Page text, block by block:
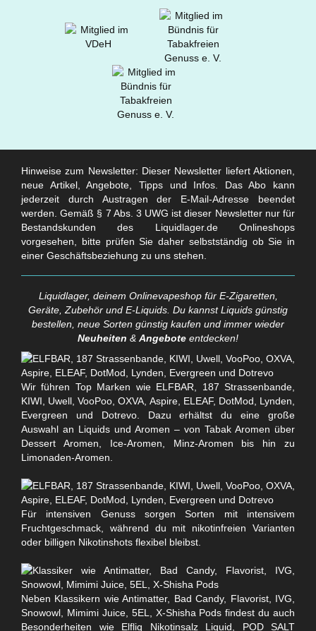
Hinweise zum Newsletter: Dieser Newsletter liefert Aktionen,
neue Artikel, Angebote, Tipps und Infos. Das Abo kann
jederzeit durch Austragen der E-Mail-Adresse beendet
werden. Gemäß § 7 Abs. 3 UWG ist dieser Newsletter nur für
Bestandskunden des Liquidlager.de Onlineshops
vorgesehen, bitte prüfen Sie daher selbstständig ob Sie in
einer Geschäftsbeziehung zu uns stehen.
Liquidlager, deinem Onlinevapeshop für E-Zigaretten,
Geräte, Zubehör und E-Liquids. Du kannst Liquids günstig
bestellen, neue Sorten günstig kaufen und immer wieder
Neuheiten & Angebote entdecken!
Wir führen Top Marken wie ELFBAR, 187 Strassenbande,
KIWI, Uwell, VooPoo, OXVA, Aspire, ELEAF, DotMod, Lynden,
Evergreen und Dotrevo. Dazu erhältst du eine große
Auswahl an Liquids und Aromen – von Tabak Aromen über
Dessert Aromen, Ice-Aromen, Minz-Aromen bis hin zu
Limonaden-Aromen.
Für intensiven Genuss sorgen Sorten mit intensivem
Fruchtgeschmack, während du mit nikotinfreien Varianten
oder billigen Nikotinshots flexibel bleibst.
Neben Klassikern wie Antimatter, Bad Candy, Flavorist, IVG,
Snowowl, Mimimi Juice, 5EL, X-Shisha Pods findest du auch
Besonderheiten wie Elfliq Nikotinsalz Liquid, POD SALT